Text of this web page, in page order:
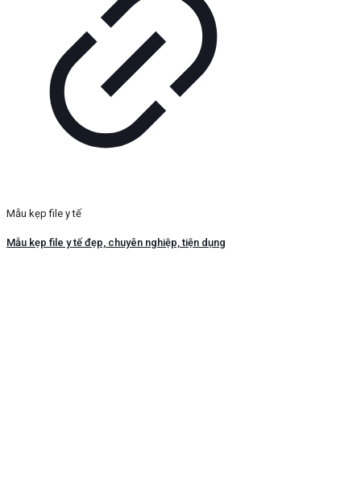
Mẫu kẹp file y tế
Mẫu kẹp file y tế đẹp, chuyên nghiệp, tiện dụng